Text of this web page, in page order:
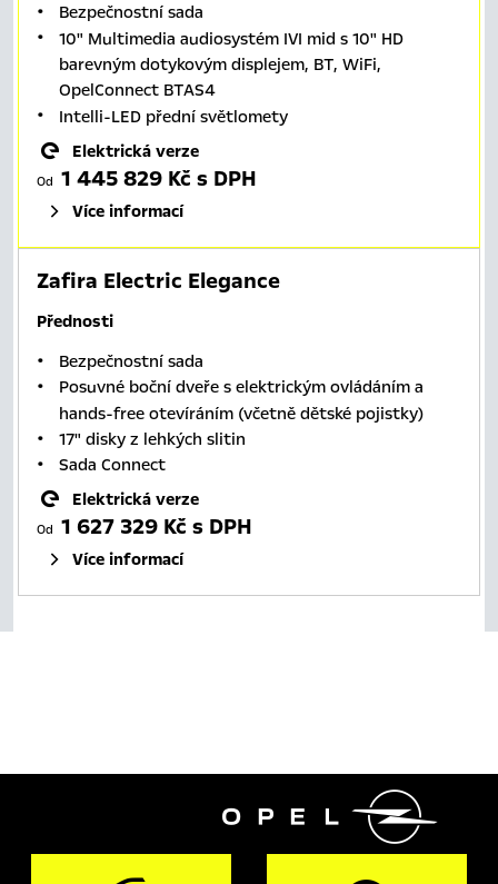
Bezpečnostní sada
10" Multimedia audiosystém IVI mid s 10" HD
barevným dotykovým displejem, BT, WiFi,
OpelConnect BTAS4
Intelli-LED přední světlomety
Elektrická verze
Od 1 445 829 Kč s DPH
Více informací
Zafira Electric Elegance
Přednosti
Bezpečnostní sada
Posuvné boční dveře s elektrickým ovládáním a
hands-free otevíráním (včetně dětské pojistky)
17" disky z lehkých slitin
Sada Connect
Elektrická verze
Od 1 627 329 Kč s DPH
Více informací
